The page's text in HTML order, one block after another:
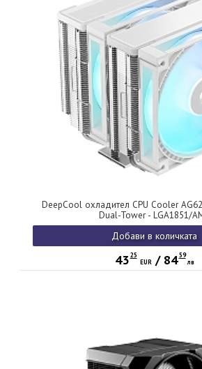
DeepCool охладител CPU Cooler
Dual-Tower - LGA1851/
Добави в количката
43 25
EUR/ 84 59
лв